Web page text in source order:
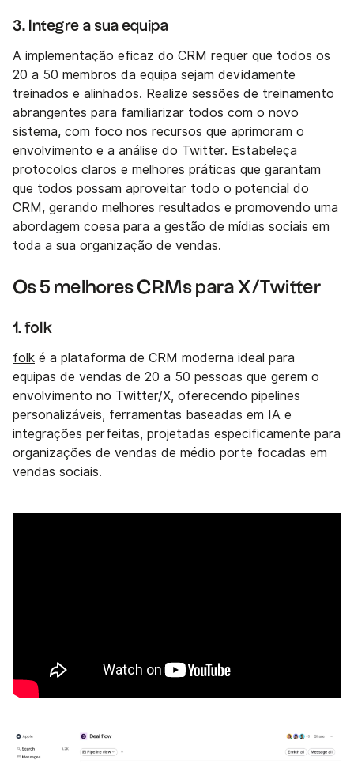
3. Integre a sua equipa
A implementação eficaz do CRM requer que todos os
20 a 50 membros da equipa sejam devidamente
treinados e alinhados. Realize sessões de treinamento
abrangentes para familiarizar todos com o novo
sistema, com foco nos recursos que aprimoram o
envolvimento e a análise do Twitter. Estabeleça
protocolos claros e melhores práticas que garantam
que todos possam aproveitar todo o potencial do
CRM, gerando melhores resultados e promovendo uma
abordagem coesa para a gestão de mídias sociais em
toda a sua organização de vendas.
Os 5 melhores CRMs para X/Twitter
1. folk
folk é a plataforma de CRM moderna ideal para
equipas de vendas de 20 a 50 pessoas que gerem o
envolvimento no Twitter/X, oferecendo pipelines
personalizáveis, ferramentas baseadas em IA e
integrações perfeitas, projetadas especificamente para
organizações de vendas de médio porte focadas em
vendas sociais.